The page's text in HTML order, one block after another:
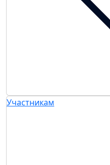
Участникам